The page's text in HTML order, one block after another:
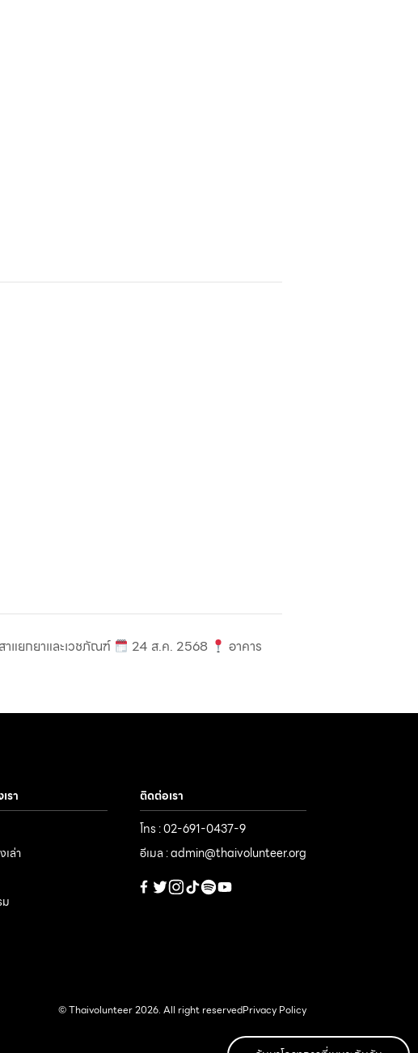
แยกยาและเวชภัณฑ์ 24 ส.ค. 2568
อาคาร
รา
ล่า
ติดต่อเรา
โทร : 02-691-0437-9
อีเมล : admin@thaivolunteer.org
© Thaivolunteer 2026. All right reservedPrivacy Policy